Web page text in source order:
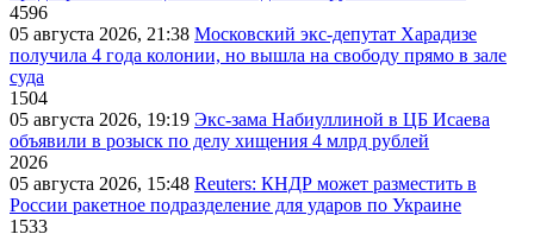
4596
05 августа 2026, 21:38 Московский экс-депутат Харадизе
получила 4 года колонии, но вышла на свободу прямо в зале
суда
1504
05 августа 2026, 19:19 Экс-зама Набиуллиной в ЦБ Исаева
объявили в розыск по делу хищения 4 млрд рублей
2026
05 августа 2026, 15:48 Reuters: КНДР может разместить в
России ракетное подразделение для ударов по Украине
1533